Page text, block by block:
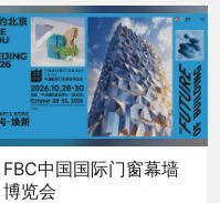
FBC中国国际门窗幕墙
博览会